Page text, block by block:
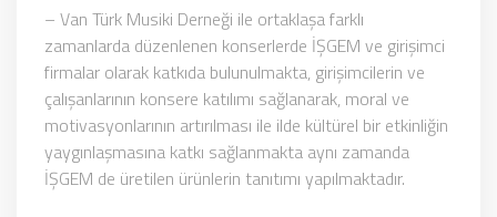
– Van Türk Musiki Derneği ile ortaklaşa farklı
zamanlarda düzenlenen konserlerde İŞGEM ve girişimci
firmalar olarak katkıda bulunulmakta, girişimcilerin ve
çalışanlarının konsere katılımı sağlanarak, moral ve
motivasyonlarının artırılması ile ilde kültürel bir etkinliğin
yaygınlaşmasına katkı sağlanmakta aynı zamanda
İŞGEM de üretilen ürünlerin tanıtımı yapılmaktadır.